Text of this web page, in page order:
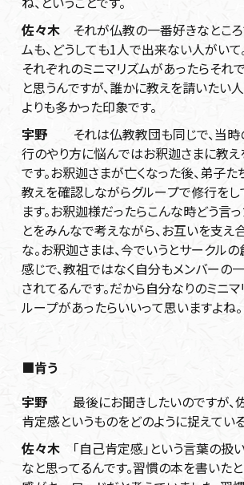
佐々木それが仏教の一番好きなところ
ムも、どうしても1人で出来ない人がいて
それぞれのミニマリズムがあったらそれ
と思うんですが、誰かに教えを請いたい
よりも多かった印象です。
宇野それは仏教教団も同じで、当時
行のやり方に悩んではお釈迦さまに教
です。お釈迦さまが亡くなった後、弟子
教えを確認しながらグループで修行をし
ます。お釈迦様だったらこんな時どう言
とをみんなで考えながら、お互いを支え
な。お釈迦さまは、今でいうとサークル
感じで、教祖ではなく自分もメンバーの
されてるんです。だから自分なりのミニ
ループがあったらいいって思いますよね。
■肯う
宇野最後にお聞きしたいのですが、
肯定感というものをどのように捉えてい
佐々木「自己肯定感」という言葉の扱
なと思ってるんです。習慣の本を書いた